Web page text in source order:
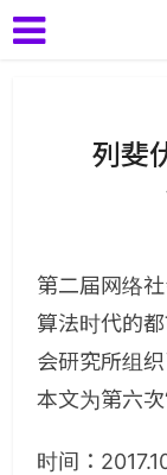
列斐
第二届网络
算法时代的
会研究所组
本文为第六
时间：